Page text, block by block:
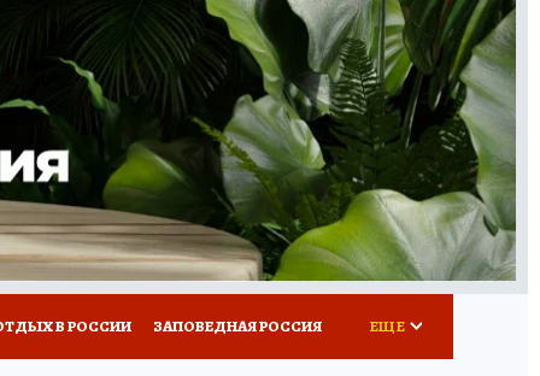
ТУРИЗМ
ПОТРЕБИТЕЛЯ ВСЕ О КП
В РОССИИ ЗАПОВЕДНАЯ РОССИЯ ЕЩЕ